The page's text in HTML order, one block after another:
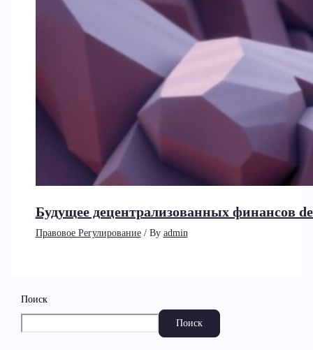
Будущее децентрализованных финансов
Правовое Регулирование/ By admin
Поиск
Поиск